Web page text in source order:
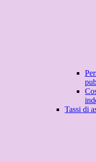
Tassi di